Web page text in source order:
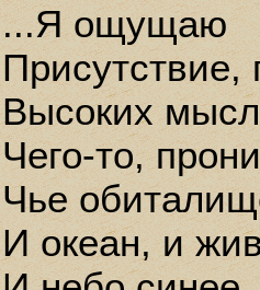
...Я ощущаю
Присутствие,
Высоких
Чего-то,
Чье
И океан, и